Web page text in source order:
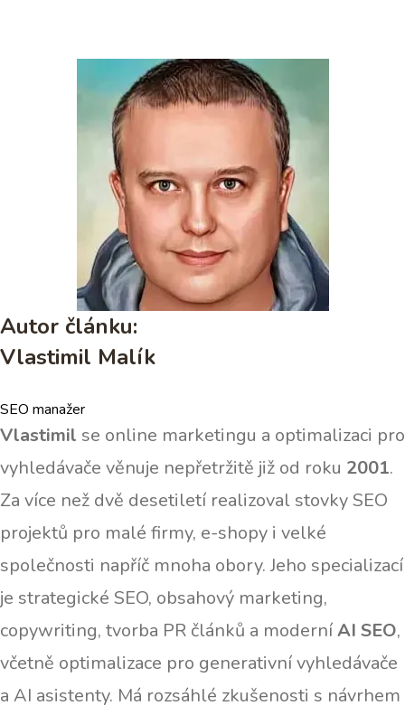
Autor článku:
Vlastimil Malík
SEO manažer
Vlastimil se online marketingu a optimalizaci pro
vyhledávače věnuje nepřetržitě již od roku 2001.
Za více než dvě desetiletí realizoval stovky SEO
projektů pro malé firmy, e-shopy i velké
společnosti napříč mnoha obory. Jeho specializací
je strategické SEO, obsahový marketing,
copywriting, tvorba PR článků a moderníAI SEO,
včetně optimalizace pro generativní vyhledávače
a AI asistenty. Má rozsáhlé zkušenosti s návrhem